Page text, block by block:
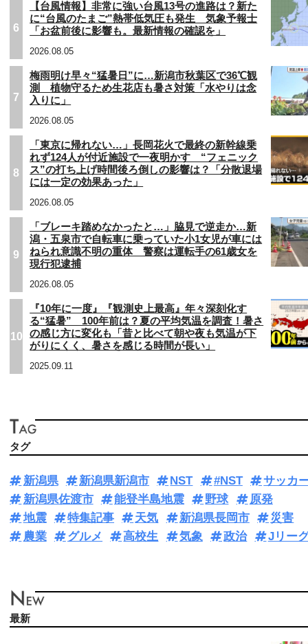
6
【台風情報】非常に強い台風13号の進路は？新た
に“台風のたまご”熱帯低気圧も発生 気象予報士
「お盆前後に影響も。最新情報の確認を」
2026.08.05
7
梅雨明け早々“猛暑日”に…新潟市秋葉区で36℃観
測 植物守るため生花店も暑さ対策「水やりは念
入りに」
2026.08.05
8
「東京に帰れない…」長岡花火で最終の新幹線乗
れず124人が付近施設で一夜明かす “フェニック
ス”の打ち上げ時間後ろ倒しの影響は？「分散退場
には一定の効果あった」
2026.08.05
9
「ブレーキ踏めなかったと…」脇見で逆走か…新
潟・五泉市で自転車に乗っていた小1女児が車には
ねられ意識不明の重体 警察は運転手の61歳女を
現行犯逮捕
2026.08.05
10
『10年に一度』『観測史上最高』年々深刻化す
る“猛暑” 100年前は？夏の平均気温を調査！暑さ
の感じ方に変化も「昔と比べて朝や夜も気温が下
がりにくく、暑さを感じる時間が長い」
2025.09.11
タグ
新潟県 新潟県新潟市 NST #NST
サッカ
新潟県佐渡市
能登半島地震 野球
原発
地震
特集記事 天気 新潟県長岡市
災害
農業
グルメ 高校生 気象 政治 Jリー
最新